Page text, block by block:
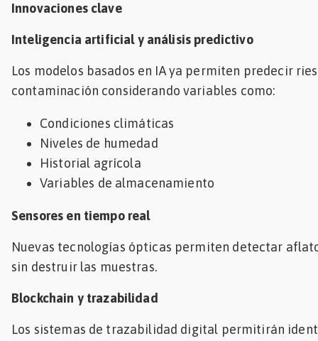
Innovaciones clave
Inteligencia artificial y análisis predictivo
Los modelos basados en IA ya permiten predecir
contaminación considerando variables como:
Condiciones climáticas
Niveles de humedad
Historial agrícola
Variables de almacenamiento
Sensores en tiempo real
Nuevas tecnologías ópticas permiten detectar
sin destruir las muestras.
Blockchain y trazabilidad
Los sistemas de trazabilidad digital permitirán